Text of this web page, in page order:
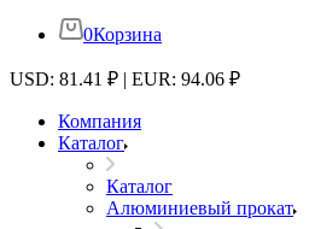
0Корзина
USD: 81.41 ₽ | EUR: 94.06 ₽
Компания
Каталог
Каталог
Алюминиевый прокат